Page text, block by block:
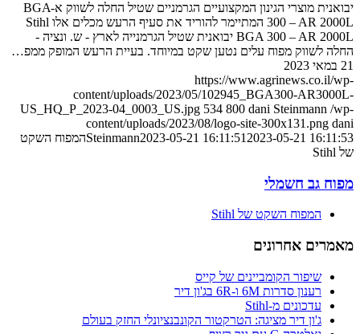
יבואנית מוצרי הגינון המקצועיים הגרמניים שטיל החלה לשווק א-BGA
300 – AR 2000L המתיימר להוריד את סעיף הרעש מכלים אלו Stihl
BGA 300 – AR 2000L יבואנית שטיל הגרמנייה לארץ - ש. ונציה -
החלה לשווק מפוח עלים נטען שקט במיוחד. בעיית הרעש המופק ממפ…
21 במאי 2023
https://www.agrinews.co.il/wp-
content/uploads/2023/05/102945_BGA300-AR3000L-
US_HQ_P_2023-04_0003_US.jpg 534 800 dani Steinmann /wp-
content/uploads/2023/08/logo-site-300x131.png dani
Steinmann2023-05-21 16:11:51 2023-05-21 16:11:53
המפוח השקט
של Stihl
מפוח גב חשמלי
המפוח השקט של Stihl
מאמרים אחרונים
שיפור הקומביינים של קייס
רענון סדרות 6M ו-6R בג'ון דיר
עדכונים מ-Stihl
ג'ון דיר מציגה: הטרקטור הקונבנציונלי החזק בעולם